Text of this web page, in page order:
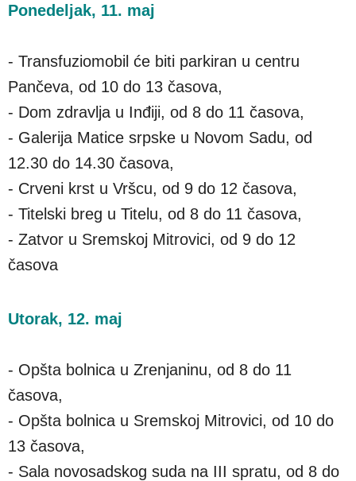
Ponedeljak, 11. maj
- Transfuziomobil će biti parkiran u centru
Pančeva, od 10 do 13 časova,
- Dom zdravlja u Inđiji, od 8 do 11 časova,
- Galerija Matice srpske u Novom Sadu, od
12.30 do 14.30 časova,
- Crveni krst u Vršcu, od 9 do 12 časova,
- Titelski breg u Titelu, od 8 do 11 časova,
- Zatvor u Sremskoj Mitrovici, od 9 do 12
časova
Utorak, 12. maj
- Opšta bolnica u Zrenjaninu, od 8 do 11
časova,
- Opšta bolnica u Sremskoj Mitrovici, od 10 do
13 časova,
- Sala novosadskog suda na III spratu, od 8 do